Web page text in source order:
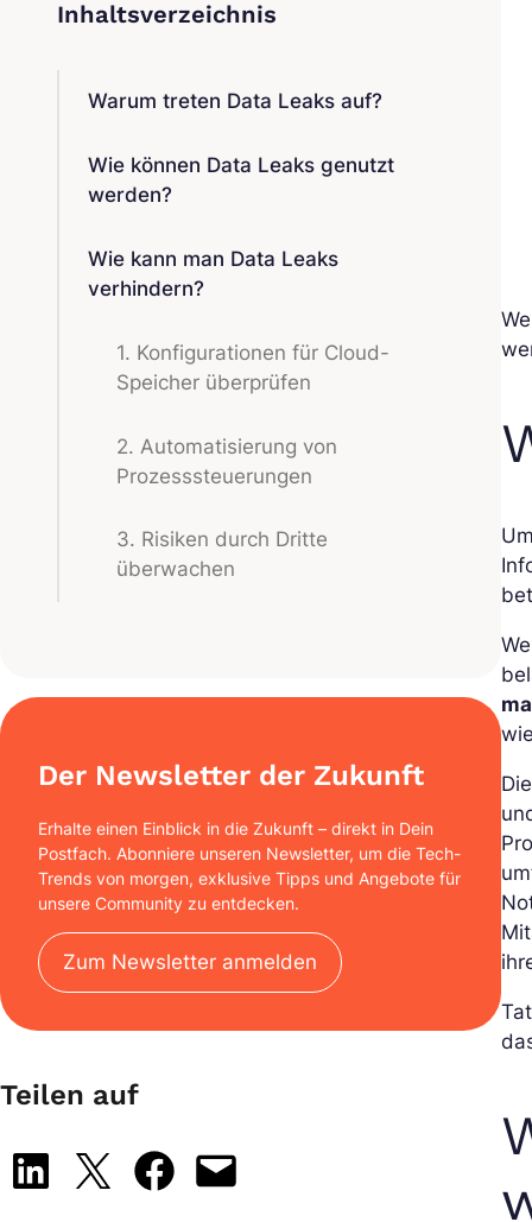
Warum treten Data Leaks auf?
Wie können Data Leaks genutzt
werden?
Wie kann man Data Leaks
verhindern?
1. Konfigurationen für Cloud-
Speicher überprüfen
2. Automatisierung von
Prozesssteuerungen
3. Risiken durch Dritte
überwachen
Der Newsletter der Zukunft
Erhalte einen Einblick in die Zukunft – direkt in Dein
Postfach. Abonniere unseren Newsletter, um die Tech-
Trends von morgen, exklusive Tipps und Angebote für
unsere Community zu entdecken.
Zum Newsletter anmelden
Teilen auf
Share on LinkedIn
Share on X Share on Facebook
Email this Page